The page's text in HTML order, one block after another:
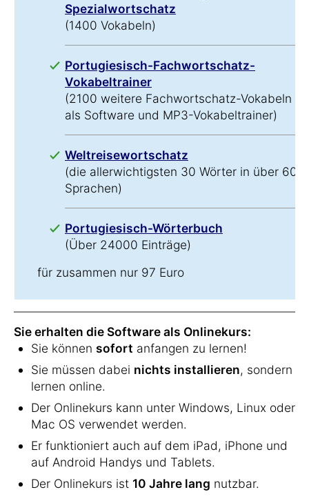
Spezialwortschatz
(1400 Vokabeln)
Portugiesisch-Fachwortschatz-
Vokabeltrainer
(2100 weitere Fachwortschatz-Vokabeln
als Software und MP3-Vokabeltrainer)
Weltreisewortschatz
(die allerwichtigsten 30 Wörter in über 60
Sprachen)
Portugiesisch-Wörterbuch
(Über 24000 Einträge)
für zusammen nur 97 Euro
Sie erhalten die Software als Onlinekurs:
Sie können sofort anfangen zu lernen!
Sie müssen dabei nichts installieren, sondern
lernen online.
Der Onlinekurs kann unter Windows, Linux oder
Mac OS verwendet werden.
Er funktioniert auch auf dem iPad, iPhone und
auf Android Handys und Tablets.
Der Onlinekurs ist 10 Jahre lang nutzbar.